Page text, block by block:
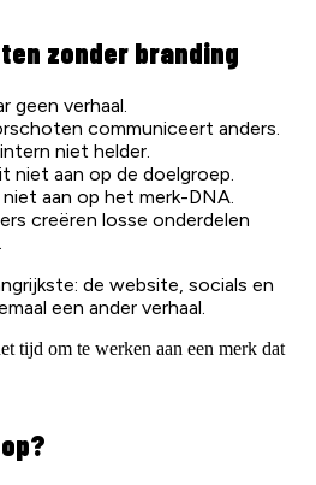
zonder branding
geen verhaal.
communiceert anders.
niet helder.
niet aan op de doelgroep.
aan op het merk-DNA.
creëren losse onderdelen
de website, socials en
een ander verhaal.
tijd om te werken aan een merk dat